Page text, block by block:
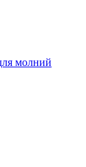
молний